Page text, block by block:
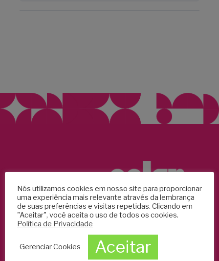
Segunda a sexta:
9h às 20h
Nós utilizamos cookies em nosso site para proporcionar
uma experiência mais relevante através da lembrança
de suas preferências e visitas repetidas. Clicando em
"Aceitar", você aceita o uso de todos os cookies.
Política de Privacidade
Gerenciar Cookies Aceitar